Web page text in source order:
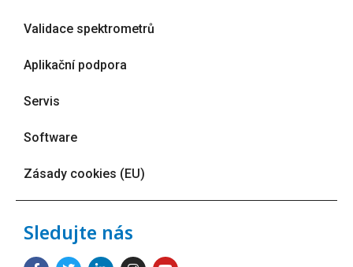
Validace spektrometrů
Aplikační podpora
Servis
Software
Zásady cookies (EU)
Sledujte nás